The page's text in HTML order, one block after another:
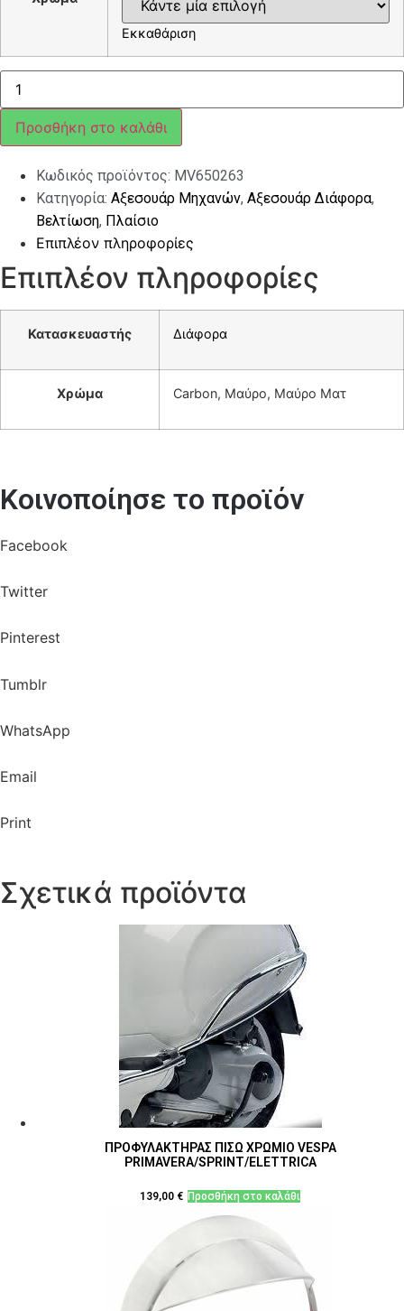
Εκκαθάριση
ΠΟΥΛΑΔΑ
ΦΤΕΡΟΥ
GTS
ποσότητα
Προσθήκη στο καλάθι
Κωδικός προϊόντος: MV650263
Κατηγορία: Αξεσουάρ Μηχανών, Αξεσουάρ Διάφορα,
Βελτίωση, Πλαίσιο
Επιπλέον πληροφορίες
Επιπλέον πληροφορίες
Κατασκευαστής Διάφορα
Χρώμα Carbon, Μαύρο, Μαύρο Ματ
Κοινοποίησε το προϊόν
Facebook
Twitter
Pinterest
Tumblr
WhatsApp
Email
Print
Σχετικά προϊόντα
ΠΡΟΦΥΛΑΚΤΗΡΑΣ ΠΙΣΩ ΧΡΩΜΙΟ VESPA
PRIMAVERA/SPRINT/ELETTRICA
139,00 € Προσθήκη στο καλάθι